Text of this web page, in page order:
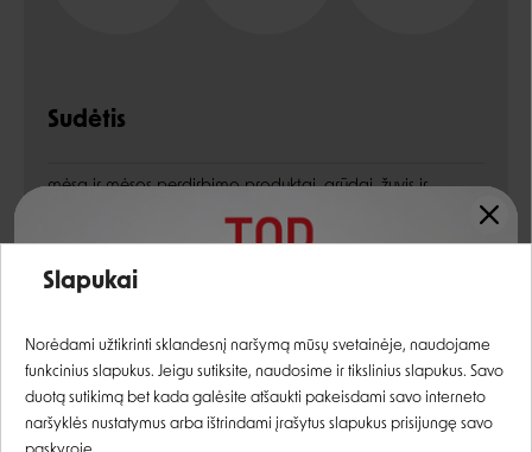
Sudėtis
mėsa ir mėsos perdirbimo produktai, grūdai, žuvis ir
žuvų dariniai, augalinių baltymų ekstraktai, aliejai ir
riebalai, augaliniai produktai, mineralai, įvairūs cukrūs
žali baltymai 9%
žali riebalai 3,2%
Registruotis
Slapukai
Norėdami užtikrinti sklandesnį naršymą mūsų svetainėje, naudojame
funkcinius slapukus. Jeigu sutiksite, naudosime ir tikslinius slapukus. Savo
duotą sutikimą bet kada galėsite atšaukti pakeisdami savo interneto
naršyklės nustatymus arba ištrindami įrašytus slapukus prisijungę savo